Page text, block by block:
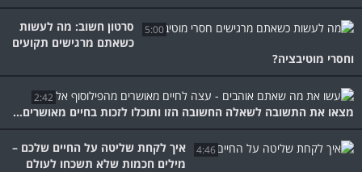
5:00
סרטון חשוב: מה לעשות
כשאתם מרגישים תקועים
וחסרי מוטיבציה?
2:42
מצאו את התשובה לשאלה החשובה הזו ותוכלו לזכות בחיים מאושרים...
4:46
איך לקחת שליטה על החיים שלכם –
מילים חכמות שלא תשכחו לעולם